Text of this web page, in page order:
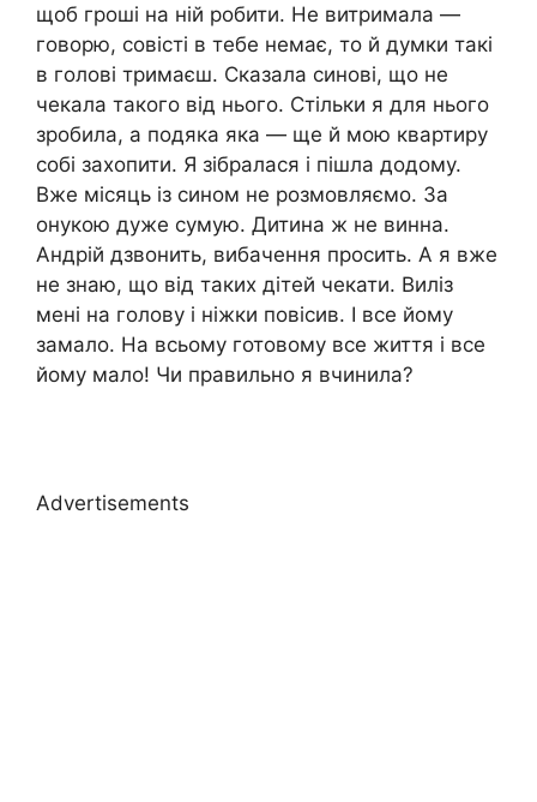
щоб гроші на ній робити. Не витримала —
говорю, совісті в тебе немає, то й думки такі
в голові тримаєш. Сказала синові, що не
чекала такого від нього. Стільки я для нього
зробила, а подяка яка — ще й мою квартиру
собі захопити. Я зібралася і пішла додому.
Вже місяць із сином не розмовляємо. За
онукою дуже сумую. Дитина ж не винна.
Андрій дзвонить, вибачення просить. А я вже
не знаю, що від таких дітей чекати. Виліз
мені на голову і ніжки повісив. І все йому
замало. На всьому готовому все життя і все
йому мало! Чи правильно я вчинила?
Advertisements